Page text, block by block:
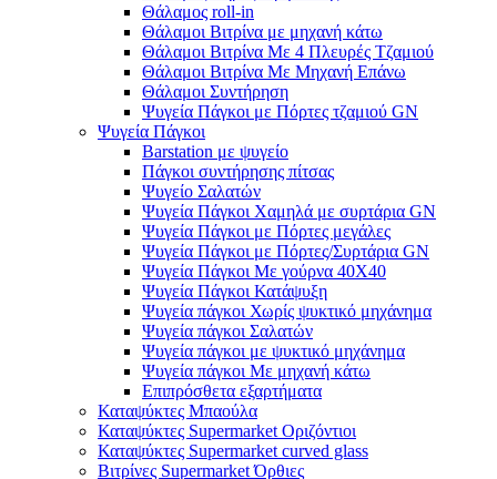
Θάλαμος roll-in
Θάλαμοι Βιτρίνα με μηχανή κάτω
Θάλαμοι Βιτρίνα Με 4 Πλευρές Τζαμιού
Θάλαμοι Βιτρίνα Με Μηχανή Επάνω
Θάλαμοι Συντήρηση
Ψυγεία Πάγκοι με Πόρτες τζαμιού GN
Ψυγεία Πάγκοι
Barstation με ψυγείο
Πάγκοι συντήρησης πίτσας
Ψυγείο Σαλατών
Ψυγεία Πάγκοι Χαμηλά με συρτάρια GN
Ψυγεία Πάγκοι με Πόρτες μεγάλες
Ψυγεία Πάγκοι με Πόρτες/Συρτάρια GN
Ψυγεία Πάγκοι Με γούρνα 40Χ40
Ψυγεία Πάγκοι Κατάψυξη
Ψυγεία πάγκοι Χωρίς ψυκτικό μηχάνημα
Ψυγεία πάγκοι Σαλατών
Ψυγεία πάγκοι με ψυκτικό μηχάνημα
Ψυγεία πάγκοι Με μηχανή κάτω
Επιπρόσθετα εξαρτήματα
Καταψύκτες Μπαούλα
Καταψύκτες Supermarket Οριζόντιοι
Καταψύκτες Supermarket curved glass
Βιτρίνες Supermarket Όρθιες